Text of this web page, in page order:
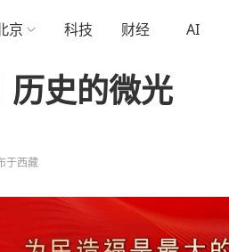
京 科技 财经 AI
历史的微光
于西藏